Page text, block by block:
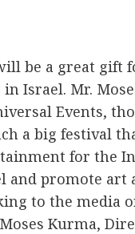
be a great gift
Israel. Mr.
Events,
a big festival
for the
and promote art
to the media
Kurma,